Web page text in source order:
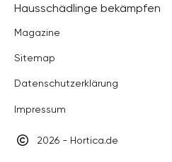
Hausschädlinge bekämpfen
Magazine
Sitemap
Datenschutzerklärung
Impressum
2026 - Hortica.de